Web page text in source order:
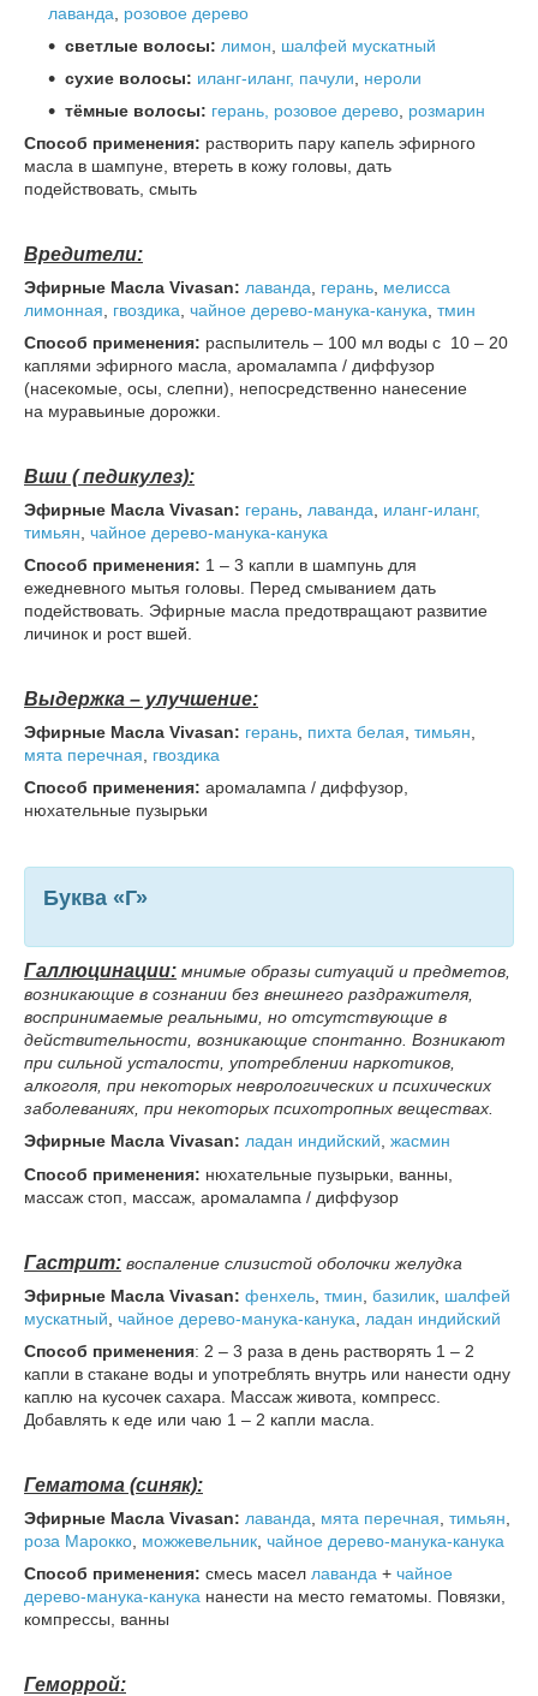
лаванда, розовое дерево
светлые волосы: лимон, шалфей мускатный
сухие волосы: иланг-иланг, пачули, нероли
тёмные волосы: герань, розовое дерево, розмарин
Способ применения: растворить пару капель эфирного
масла в шампуне, втереть в кожу головы, дать
подействовать, смыть
Вредители:
Эфирные Масла Vivasan: лаванда, герань, мелисса
лимонная, гвоздика, чайное дерево-манука-канука, тмин
Способ применения: распылитель – 100 мл воды с 10 – 20
каплями эфирного масла, аромалампа / диффузор
(насекомые, осы, слепни), непосредственно нанесение
на муравьиные дорожки.
Вши ( педикулез):
Эфирные Масла Vivasan: герань, лаванда, иланг-иланг,
тимьян, чайное дерево-манука-канука
Способ применения: 1 – 3 капли в шампунь для
ежедневного мытья головы. Перед смыванием дать
подействовать. Эфирные масла предотвращают развитие
личинок и рост вшей.
Выдержка – улучшение:
Эфирные Масла Vivasan: герань, пихта белая, тимьян,
мята перечная, гвоздика
Способ применения: аромалампа / диффузор,
нюхательные пузырьки
Буква «Г»
Галлюцинации: мнимые образы ситуаций и предметов,
возникающие в сознании без внешнего раздражителя,
воспринимаемые реальными, но отсутствующие в
действительности, возникающие спонтанно. Возникают
при сильной усталости, употреблении наркотиков,
алкоголя, при некоторых неврологических и психических
заболеваниях, при некоторых психотропных веществах.
Эфирные Масла Vivasan: ладан индийский жасмин
Способ применения: нюхательные пузырьки, ванны,
массаж стоп, массаж, аромалампа / диффузор
Гастрит: воспаление слизистой оболочки желудка
Эфирные Масла Vivasan: фенхель тмин базилик шалфей
мускатный чайное дерево-манука-канука
ладан индийский
Способ применения: 2 – 3 раза в день растворять 1 – 2
капли в стакане воды и употреблять внутрь или нанести одну
каплю на кусочек сахара. Массаж живота, компресс.
Добавлять к еде или чаю 1 – 2 капли масла.
Гематома (синяк):
Эфирные Масла Vivasan: лаванда мята перечная тимьян
роза Марокко можжевельник чайное дерево-манука-канука
Способ применения: смесь масел лаванда + чайное
дерево-манука-канука нанести на место гематомы. Повязки,
компрессы, ванны
Геморрой: